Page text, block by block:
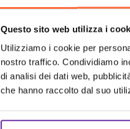
Questo sito web utilizza i
Utilizziamo i cookie per
nostro traffico. Condividiamo
di analisi dei dati web,
che hanno raccolto dal suo